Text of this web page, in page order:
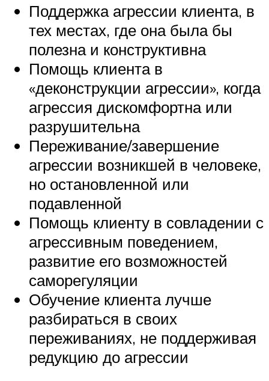
Поддержка агрессии клиента, в
тех местах, где она была бы
полезна и конструктивна
Помощь клиента в
«деконструкции агрессии», когда
агрессия дискомфортна или
разрушительна
Переживание/завершение
агрессии возникшей в человеке,
но остановленной или
подавленной
Помощь клиенту в совладении с
агрессивным поведением,
развитие его возможностей
саморегуляции
Обучение клиента лучше
разбираться в своих
переживаниях, не поддерживая
редукцию до агрессии